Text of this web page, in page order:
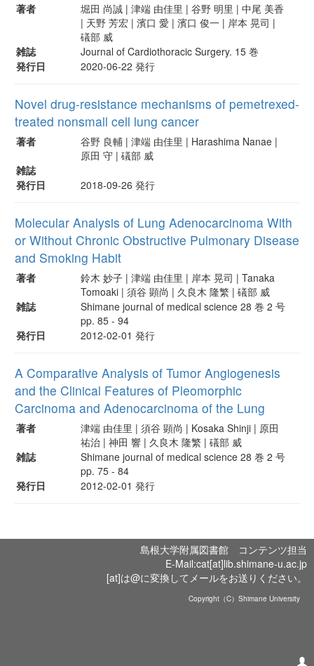
著者
堀田 尚誠 | 津端 由佳里 | 谷野 明里 | 中尾 美香
| 天野 芳宏 | 濱口 愛 | 濱口 俊一 | 岸本 晃司 |
礒部 威
雑誌
Journal of Cardiothoracic Surgery. 15 巻
発行日
2020-06-22 発行
Novel drug-resistance mechanisms of pemetrexed-
treated nonsmall cell lung cancer
著者
谷野 良輔 | 津端 由佳里 | Harashima Nanae |
原田 守 | 礒部 威
雑誌
発行日
2018-09-26 発行
Molecular Analysis of Lung Adenocarcinoma With
or Without Chronic Obstructive Pulmonary Disease
and Smoking Habit
著者
鈴木 妙子 | 津端 由佳里 | 岸本 晃司 | Tanaka
Tomoaki | 須谷 顕尚 | 久良木 隆繁 | 礒部 威
雑誌
Shimane journal of medical science 28 巻 2 号
pp. 85 - 94
発行日
2012-02-01 発行
A Comparative Analysis of Tumor Angiogenesis
and the Clinical Features of Pleomorphic
Carcinoma and Adenocarcinoma of the Lung
著者
津端 由佳里 | 須谷 顕尚 | Kosaka Shinji | 原田
祐治 | 神田 響 | 久良木 隆繁 | 礒部 威
雑誌
Shimane journal of medical science 28 巻 2 号
pp. 75 - 84
発行日
2012-02-01 発行
島根大学附属図書館 コンテンツ担当
E-Mail:cat[at]lib.shimane-u.ac.jp
[at]は@に変換してメールをお送りください。
Copyright（C）Shimane University